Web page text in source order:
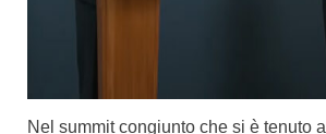
Nel summit congiunto che si è tenuto a